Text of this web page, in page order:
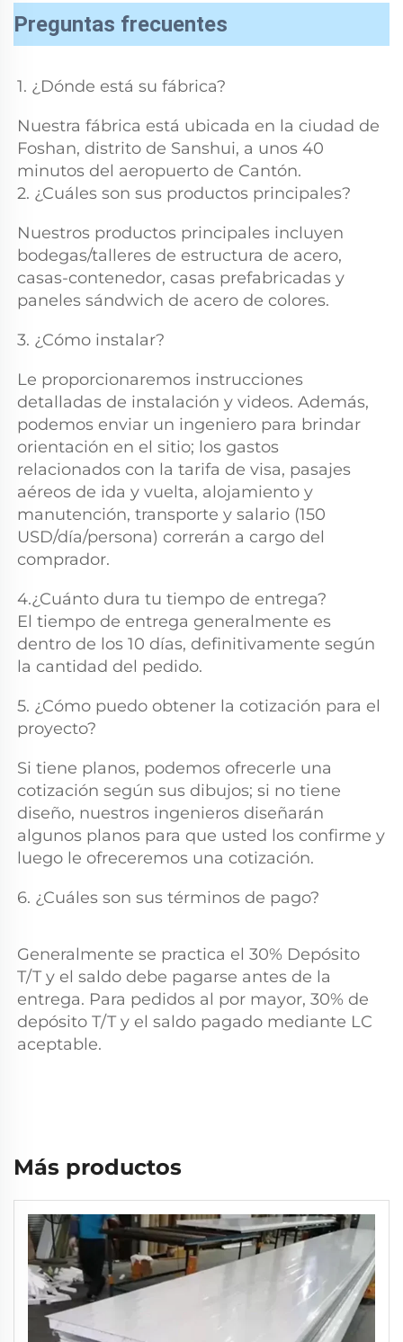
Preguntas frecuentes
1. ¿Dónde está su fábrica?
Nuestra fábrica está ubicada en la ciudad de
Foshan, distrito de Sanshui, a unos 40
minutos del aeropuerto de Cantón.
2. ¿Cuáles son sus productos principales?
Nuestros productos principales incluyen
bodegas/talleres de estructura de acero,
casas-contenedor, casas prefabricadas y
paneles sándwich de acero de colores.
3. ¿Cómo instalar?
Le proporcionaremos instrucciones
detalladas de instalación y videos. Además,
podemos enviar un ingeniero para brindar
orientación en el sitio; los gastos
relacionados con la tarifa de visa, pasajes
aéreos de ida y vuelta, alojamiento y
manutención, transporte y salario (150
USD/día/persona) correrán a cargo del
comprador.
4.¿Cuánto dura tu tiempo de entrega?
El tiempo de entrega generalmente es
dentro de los 10 días, definitivamente según
la cantidad del pedido.
5. ¿Cómo puedo obtener la cotización para el
proyecto?
Si tiene planos, podemos ofrecerle una
cotización según sus dibujos; si no tiene
diseño, nuestros ingenieros diseñarán
algunos planos para que usted los confirme y
luego le ofreceremos una cotización.
6. ¿Cuáles son sus términos de pago?
Generalmente se practica el 30% Depósito
T/T y el saldo debe pagarse antes de la
entrega. Para pedidos al por mayor, 30% de
aceptable.
Más productos